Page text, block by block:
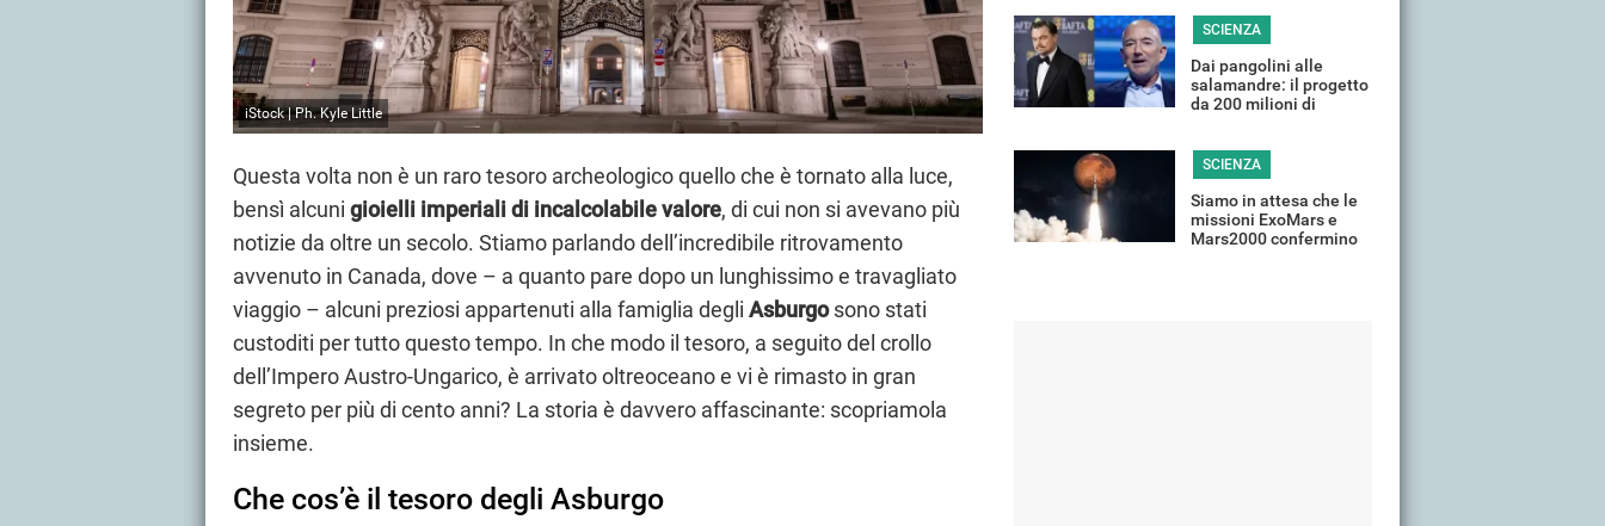
iStock | Ph. Kyle Little
Questa volta non è un raro tesoro archeologico quello che è tornato alla luce,
bensì alcuni gioielli imperiali di incalcolabile valore, di cui non si avevano più
notizie da oltre un secolo. Stiamo parlando dell’incredibile ritrovamento
avvenuto in Canada, dove – a quanto pare dopo un lunghissimo e travagliato
viaggio – alcuni preziosi appartenuti alla famiglia degli Asburgosono stati
custoditi per tutto questo tempo. In che modo il tesoro, a seguito del crollo
dell’Impero Austro-Ungarico, è arrivato oltreoceano e vi è rimasto in gran
segreto per più di cento anni? La storia è davvero affascinante: scopriamola
insieme.
Che cos’è il tesoro degli Asburgo
SCIENZA
Dai pangolini alle
salamandre: il progetto
da 200 milioni di
SCIENZA
Siamo in attesa che le
missioni ExoMars e
Mars2000 confermino